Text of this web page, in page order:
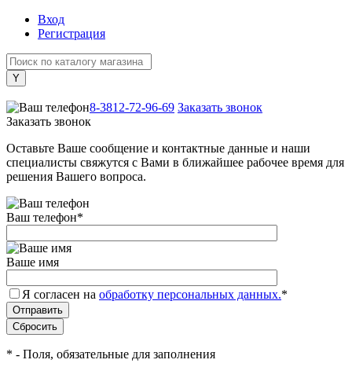
Вход
Регистрация
8-3812-72-96-69 Заказать звонок
Заказать звонок
Оставьте Ваше сообщение и контактные данные и наши
специалисты свяжутся с Вами в ближайшее рабочее время для
решения Вашего вопроса.
Ваш телефон*
Ваше имя
Я согласен на обработку персональных данных.*
* - Поля, обязательные для заполнения